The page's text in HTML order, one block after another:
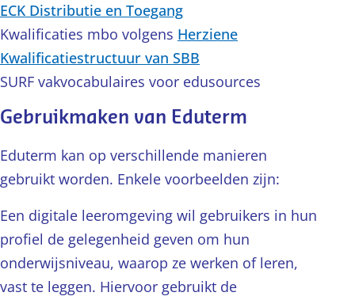
ECK Distributie en Toegang
Kwalificaties mbo volgens Herziene
Kwalificatiestructuur van SBB
SURF vakvocabulaires voor edusources
Gebruikmaken van Eduterm
Eduterm kan op verschillende manieren
gebruikt worden. Enkele voorbeelden zijn:
Een digitale leeromgeving wil gebruikers in hun
profiel de gelegenheid geven om hun
onderwijsniveau, waarop ze werken of leren,
vast te leggen. Hiervoor gebruikt de